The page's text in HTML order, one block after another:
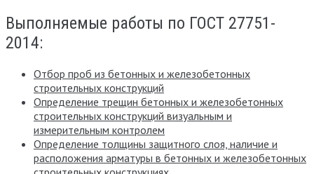
Выполняемые работы по ГОСТ 27751-
2014:
Отбор проб из бетонных и железобетонных
строительных конструкций
Определение трещин бетонных и железобетонных
строительных конструкций визуальным и
измерительным контролем
Определение толщины защитного слоя, наличие и
расположения арматуры в бетонных и железобетонных